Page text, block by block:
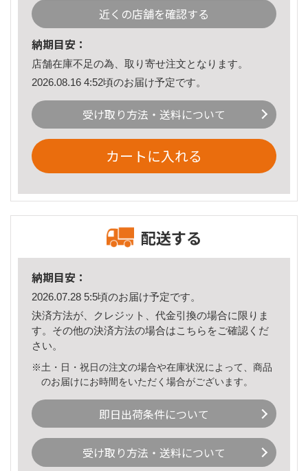
近くの店舗を確認する
納期目安：
店舗在庫不足の為、取り寄せ注文となります。
2026.08.16 4:52頃のお届け予定です。
受け取り方法・送料について
カートに入れる
配送する
納期目安：
2026.07.28 5:5頃のお届け予定です。
決済方法が、クレジット、代金引換の場合に限りま
す。その他の決済方法の場合はこちら をご確認くだ
さい。
※土・日・祝日の注文の場合や在庫状況によって、商品
のお届けにお時間をいただく場合がございます。
即日出荷条件について
受け取り方法・送料について